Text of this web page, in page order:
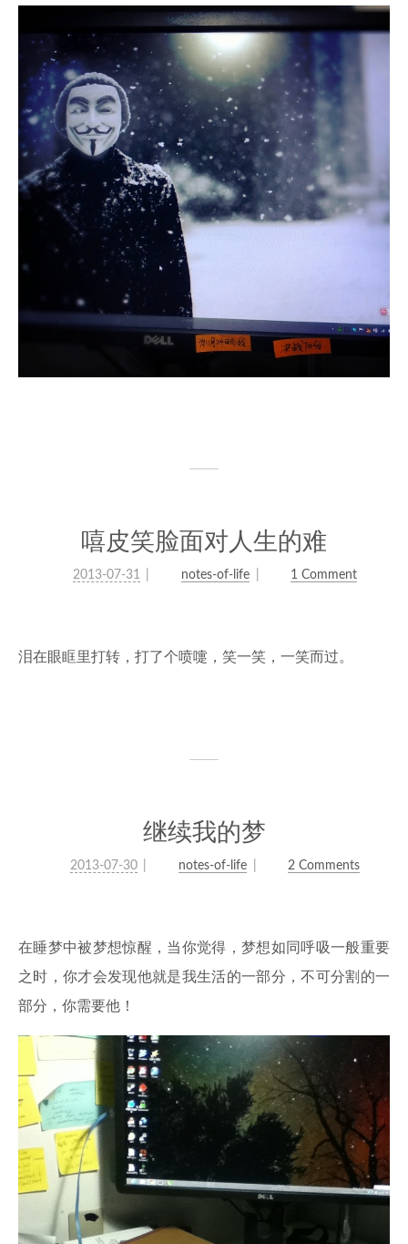
嘻皮笑脸面对人生的难
2013-07-31 notes-of-life 1 Comment
泪在眼眶里打转，打了个喷嚏，笑一笑，一笑而过。
继续我的梦
2013-07-30 notes-of-life 2 Comments
在睡梦中被梦想惊醒，当你觉得，梦想如同呼吸一般重要
之时，你才会发现他就是我生活的一部分，不可分割的一
部分，你需要他！